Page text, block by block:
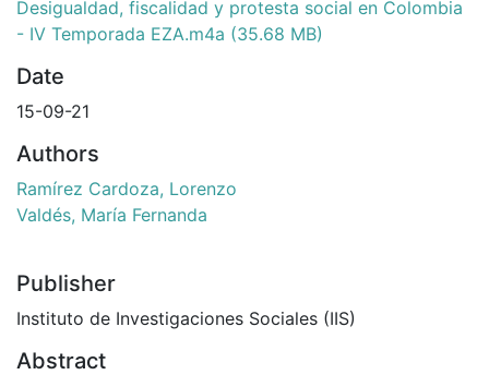
Desigualdad, fiscalidad y protesta social en Colombia
- IV Temporada EZA.m4a (35.68 MB)
Date
15-09-21
Authors
Ramírez Cardoza, Lorenzo
Valdés, María Fernanda
Publisher
Instituto de Investigaciones Sociales (IIS)
Abstract